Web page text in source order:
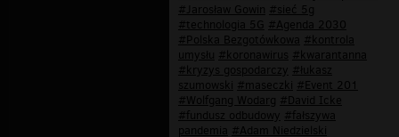
#Jarosław Gowin #sieć 5g
#technologia 5G #Agenda 2030
#Polska Bezgotówkowa #kontrola
umysłu #koronawirus #kwarantanna
#kryzys gospodarczy #łukasz
szumowski #maseczki #Event 201
#Wolfgang Wodarg #David Icke
#fundusz odbudowy #fałszywa
pandemia #Adam Niedzielski